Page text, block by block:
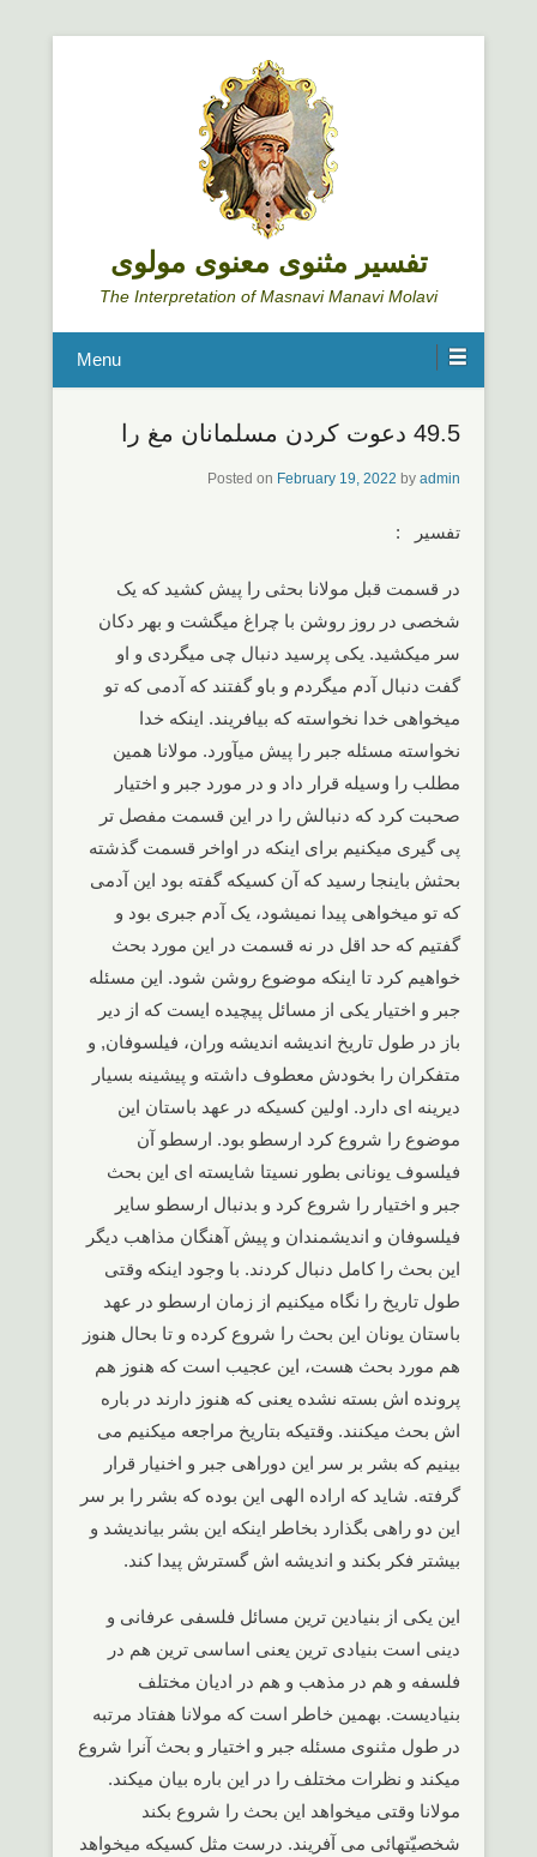
تفسیر مثنوی معنوی مولوی
The Interpretation of Masnavi Manavi Molavi
Menu
49.5 دعوت کردن مسلمانان مغ را
Posted on February 19, 2022 by admin
تفسیر :
در قسمت قبل مولانا بحثی را پیش کشید که یک
شخصی در روز روشن با چراغ میگشت و بهر دکان
سر میکشید. یکی پرسید دنبال چی میگردی و او
گفت دنبال آدم میگردم و باو گفتند که آدمی که تو
میخواهی خدا نخواسته که بیافریند. اینکه خدا
نخواسته مسئله جبر را پیش میآورد. مولانا همین
مطلب را وسیله قرار داد و در مورد جبر و اختیار
صحبت کرد که دنبالش را در این قسمت مفصل تر
پی گیری میکنیم برای اینکه در اواخر قسمت گذشته
بحثش باینجا رسید که آن کسیکه گفته بود این آدمی
که تو میخواهی پیدا نمیشود، یک آدم جبری بود و
گفتیم که حد اقل در نه قسمت در این مورد بحث
خواهیم کرد تا اینکه موضوع روشن شود. این مسئله
جبر و اختیار یکی از مسائل پیچیده ایست که از دیر
باز در طول تاریخ اندیشه اندیشه وران، فیلسوفان, و
متفکران را بخودش معطوف داشته و پیشینه بسیار
دیرینه ای دارد. اولین کسیکه در عهد باستان این
موضوع را شروع کرد ارسطو بود. ارسطو آن
فیلسوف یونانی بطور نسیتا شایسته ای این بحث
جبر و اختیار را شروع کرد و بدنبال ارسطو سایر
فیلسوفان و اندیشمندان و پیش آهنگان مذاهب دیگر
این بحث را کامل دنبال کردند. با وجود اینکه وقتی
طول تاریخ را نگاه میکنیم از زمان ارسطو در عهد
باستان یونان این بحث را شروع کرده و تا بحال هنوز
هم مورد بحث هست، این عجیب است که هنوز هم
پرونده اش بسته نشده یعنی که هنوز دارند در باره
اش بحث میکنند. وقتیکه بتاریخ مراجعه میکنیم می
بینیم که بشر بر سر این دوراهی جبر و اخنیار قرار
گرفته. شاید که اراده الهی این بوده که بشر را بر سر
این دو راهی بگذارد بخاطر اینکه این بشر بیاندیشد و
بیشتر فکر بکند و اندیشه اش گسترش پیدا کند.
این یکی از بنیادین ترین مسائل فلسفی عرفانی و
دینی است بنیادی ترین یعنی اساسی ترین هم در
فلسفه و هم در مذهب و هم در ادیان مختلف
بنیادیست. بهمین خاطر است که مولانا هفتاد مرتبه
در طول مثنوی مسئله جبر و اختیار و بحث آنرا شروع
میکند و نظرات مختلف را در این باره بیان میکند.
مولانا وقتی میخواهد این بحث را شروع بکند
شخصیّتهائی می آفریند. درست مثل کسیکه میخواهد